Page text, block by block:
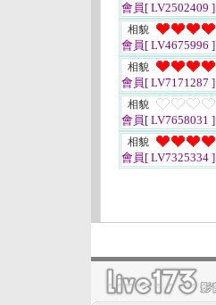
會員[ LV2502409 ]
相貌
會員[ LV4675996 ]
相貌
會員[ LV7171287 ]
相貌
會員[ LV7658031 ]
相貌
會員[ LV7325334 ]